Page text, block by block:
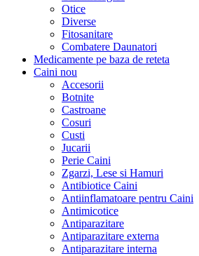
Otice
Diverse
Fitosanitare
Combatere Daunatori
Medicamente pe baza de reteta
Caini nou
Accesorii
Botnite
Castroane
Cosuri
Custi
Jucarii
Perie Caini
Zgarzi, Lese si Hamuri
Antibiotice Caini
Antiinflamatoare pentru Caini
Antimicotice
Antiparazitare
Antiparazitare externa
Antiparazitare interna